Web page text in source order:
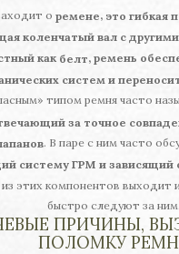
о ремене, это гибкая
коленчатый вал с
как белт, ремень
систем и
типом ремня часто
за точное
. В паре с ним часто
систему ГРМ и зависящий
этих компонентов выходит
быстро следуют за ним.
ПРИЧИНЫ,
ПОЛОМКУ